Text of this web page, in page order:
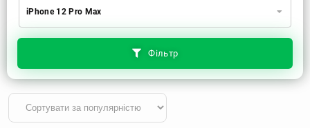
Фільтр
Apple
Huawei
Realme
TECNO
ZTE
OnePlus
Motorola
iPhone 12 Pro Max